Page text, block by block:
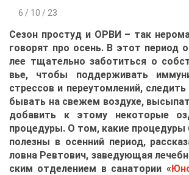
6 / 10 / 23
Се­зон про­студ и ОРВИ – так
го­во­рят про осень. В этот пе­ри­од
лее тща­тель­но за­бо­тить­ся о
вье, что­бы под­дер­жи­вать
стрес­сов и пе­ре­утом­ле­ний,
бы­вать на све­жем воз­ду­хе,
до­ба­вить к это­му неко­то­рые
про­це­ду­ры. О том, ка­кие про­це­ду­ры
по­лез­ны в осен­ний пе­ри­од,
лов­на Рев­то­вич, за­ве­ду­ю­щая
ским от­де­ле­ни­ем в са­на­то­рии «